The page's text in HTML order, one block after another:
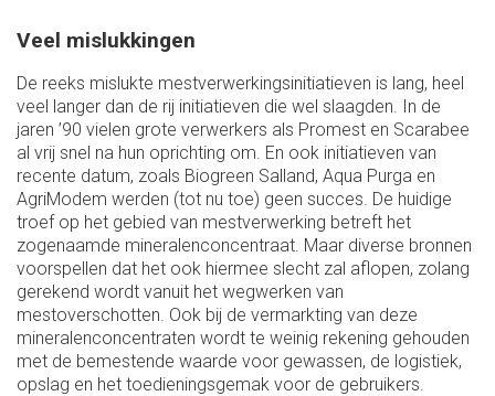
Veel mislukkingen
De reeks mislukte mestverwerkingsinitiatieven is lang, heel
veel langer dan de rij initiatieven die wel slaagden. In de
jaren ’90 vielen grote verwerkers als Promest en Scarabee
al vrij snel na hun oprichting om. En ook initiatieven van
recente datum, zoals Biogreen Salland, Aqua Purga en
AgriModem werden (tot nu toe) geen succes. De huidige
troef op het gebied van mestverwerking betreft het
zogenaamde mineralenconcentraat. Maar diverse bronnen
voorspellen dat het ook hiermee slecht zal aflopen, zolang
gerekend wordt vanuit het wegwerken van
mestoverschotten. Ook bij de vermarkting van deze
mineralenconcentraten wordt te weinig rekening gehouden
met de bemestende waarde voor gewassen, de logistiek,
opslag en het toedieningsgemak voor de gebruikers.